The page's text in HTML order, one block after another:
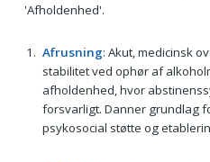
'Afholdenhed'.
Afrusning: Akut, medicinsk
stabilitet ved ophør af
afholdenhed, hvor
forsvarligt. Danner grundlag
psykosocial støtte og